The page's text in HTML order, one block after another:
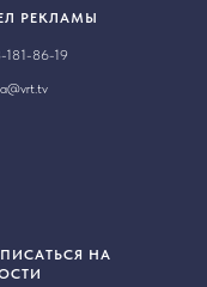
РЕКЛАМЫ
181-86-19
НА